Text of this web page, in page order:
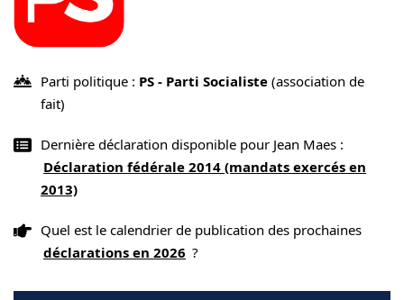
Parti politique : PS - Parti Socialiste (association de
fait)
Dernière déclaration disponible pour Jean Maes :
Déclaration fédérale 2014 (mandats exercés en
2013)
Quel est le calendrier de publication des prochaines
déclarations en 2026 ?